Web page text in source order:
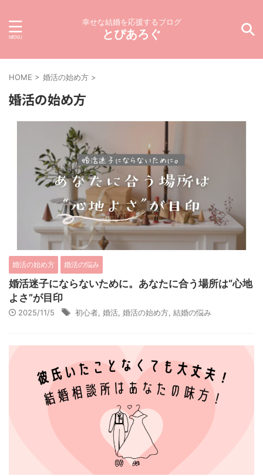
幸せな結婚を応援するブログ
とぴあろぐ
HOME > 婚活の始め方 >
婚活の始め方
婚活の始め方 婚活の悩み
婚活迷子にならないために。あなたに合う場所は“心地
よさ”が目印
2025/11/5 初心者, 婚活, 婚活の始め方, 結婚の悩み